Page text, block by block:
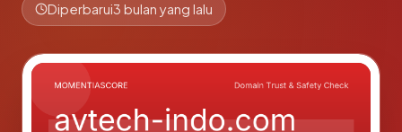
Diperbarui3 bulan yang lalu